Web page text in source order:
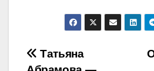
Навигация
Татьяна